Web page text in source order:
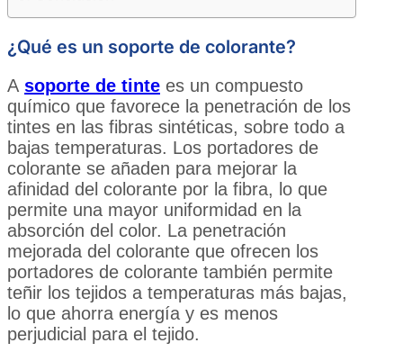
¿Qué es un soporte de colorante?
A soporte de tinte es un compuesto
químico que favorece la penetración de los
tintes en las fibras sintéticas, sobre todo a
bajas temperaturas. Los portadores de
colorante se añaden para mejorar la
afinidad del colorante por la fibra, lo que
permite una mayor uniformidad en la
absorción del color. La penetración
mejorada del colorante que ofrecen los
portadores de colorante también permite
teñir los tejidos a temperaturas más bajas,
lo que ahorra energía y es menos
perjudicial para el tejido.